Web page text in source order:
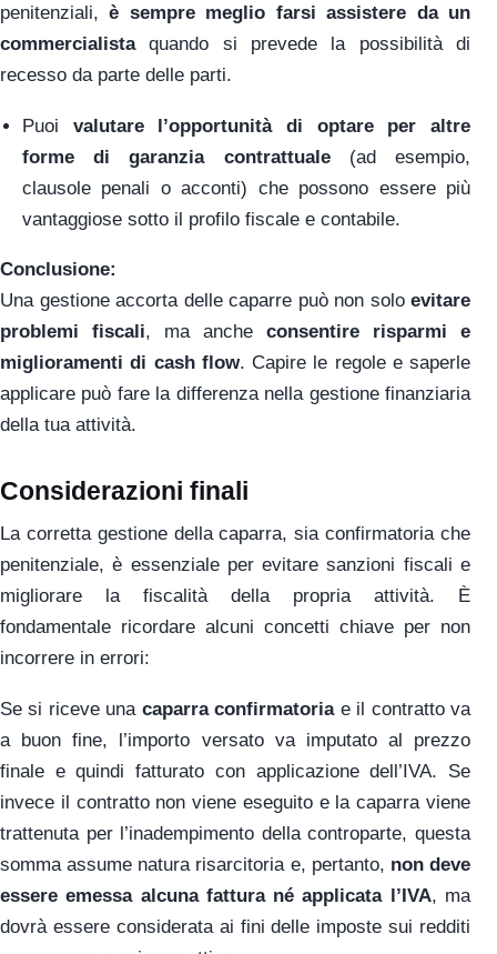
penitenziali,è sempre meglio farsi assistere da un
commercialistaquando si prevede la possibilità di
recesso da parte delle parti.
Puoi valutare l’opportunità di optare per altre
forme di garanzia contrattuale(ad esempio,
clausole penali o acconti) che possono essere più
vantaggiose sotto il profilo fiscale e contabile.
Conclusione:
Una gestione accorta delle caparre può non solo evitare
problemi fiscali, ma anche consentire risparmi e
miglioramenti di cash flow. Capire le regole e saperle
applicare può fare la differenza nella gestione finanziaria
della tua attività.
Considerazioni finali
La corretta gestione della caparra, sia confirmatoria che
penitenziale, è essenziale per evitare sanzioni fiscali e
migliorare la fiscalità della propria attività. È
fondamentale ricordare alcuni concetti chiave per non
incorrere in errori:
Se si riceve una caparra confirmatoriae il contratto va
a buon fine, l’importo versato va imputato al prezzo
finale e quindi fatturato con applicazione dell’IVA. Se
invece il contratto non viene eseguito e la caparra viene
trattenuta per l’inadempimento della controparte, questa
somma assume natura risarcitoria e, pertanto, non deve
essere emessa alcuna fattura né applicata l’IVA, ma
dovrà essere considerata ai fini delle imposte sui redditi